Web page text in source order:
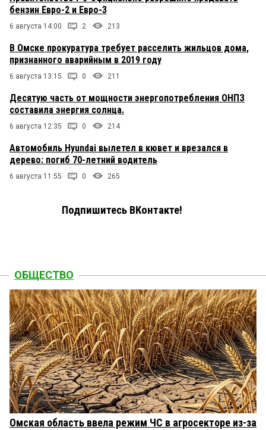
бензин Евро-2 и Евро-3
6 августа 14:00 2 213
В Омске прокуратура требует расселить жильцов дома,
признанного аварийным в 2019 году
6 августа 13:15 0 211
Десятую часть от мощности энергопотребления ОНПЗ
составила энергия солнца.
6 августа 12:35 0 214
Автомобиль Hyundai вылетел в кювет и врезался в
дерево: погиб 70-летний водитель
6 августа 11:55 0 265
Подпишитесь ВКонтакте!
ОБЩЕСТВО
Омская область ввела режим ЧС в агросекторе из-за